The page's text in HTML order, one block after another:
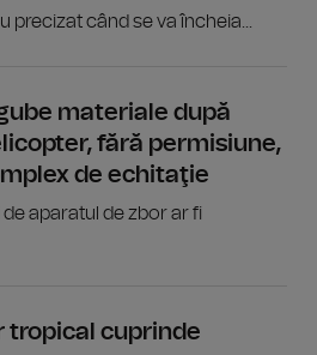
precizat când se va încheia...
materiale după
fără permisiune,
de echitaţie
aparatul de zbor ar fi
tropical cuprinde